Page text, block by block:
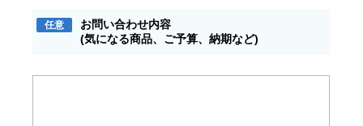
任意
お問い合わせ内容
(気になる商品、ご予算、納期など)